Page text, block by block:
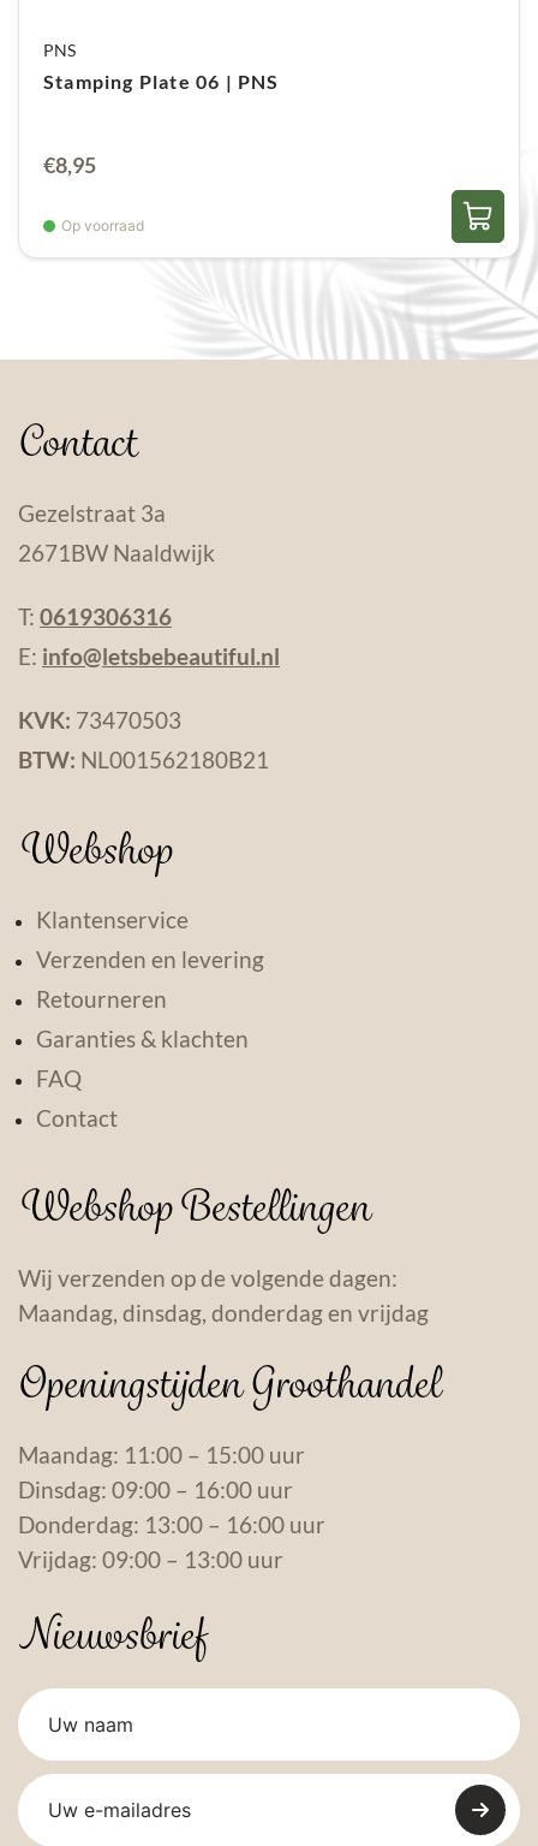
PNS
Stamping Plate 06 | PNS
€8,95
Op voorraad
Contact
Gezelstraat 3a
2671BW Naaldwijk
T: 0619306316
E: info@letsbebeautiful.nl
KVK: 73470503
BTW: NL001562180B21
Webshop
Klantenservice
Verzenden en levering
Retourneren
Garanties & klachten
FAQ
Contact
Webshop Bestellingen
Wij verzenden op de volgende dagen:
Maandag, dinsdag, donderdag en vrijdag
Openingstijden Groothandel
Maandag: 11:00 – 15:00 uur
Dinsdag: 09:00 – 16:00 uur
Donderdag: 13:00 – 16:00 uur
Vrijdag: 09:00 – 13:00 uur
Nieuwsbrief